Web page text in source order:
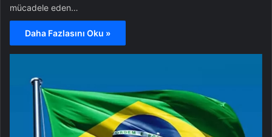
mücadele eden…
Daha Fazlasını Oku »